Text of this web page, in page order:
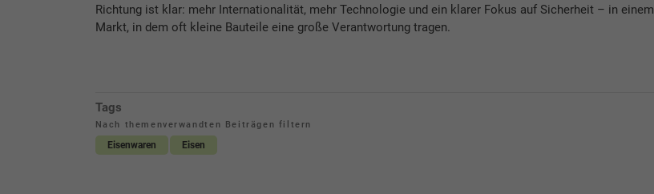
Richtung ist klar: mehr Internationalität, mehr Technologie und ein klarer Fokus auf Sicherheit – in einem
Markt, in dem oft kleine Bauteile eine große Verantwortung tragen.
Tags
Nach themenverwandten Beiträgen filtern
Eisenwaren Eisen